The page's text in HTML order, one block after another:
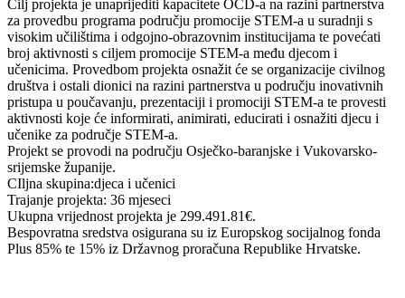
Cilj projekta je unaprijediti kapacitete OCD-a na razini partnerstva
za provedbu programa području promocije STEM-a u suradnji s
visokim učilištima i odgojno-obrazovnim institucijama te povećati
broj aktivnosti s ciljem promocije STEM-a među djecom i
učenicima. Provedbom projekta osnažit će se organizacije civilnog
društva i ostali dionici na razini partnerstva u području inovativnih
pristupa u poučavanju, prezentaciji i promociji STEM-a te provesti
aktivnosti koje će informirati, animirati, educirati i osnažiti djecu i
učenike za područje STEM-a.
Projekt se provodi na području Osječko-baranjske i Vukovarsko-
srijemske županije.
CIljna skupina:djeca i učenici
Trajanje projekta: 36 mjeseci
Ukupna vrijednost projekta je 299.491.81€.
Bespovratna sredstva osigurana su iz Europskog socijalnog fonda
Plus 85% te 15% iz Državnog proračuna Republike Hrvatske.